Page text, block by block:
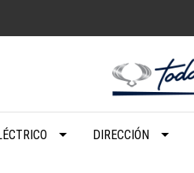
DIRECCIÓN